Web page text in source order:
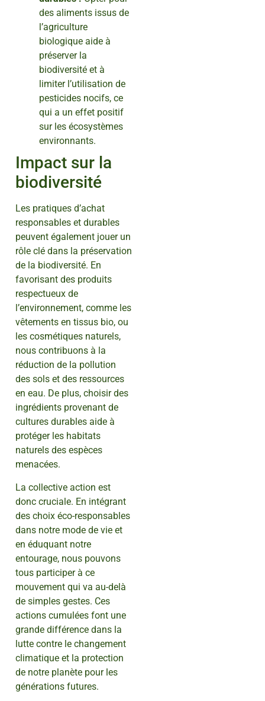
des aliments issus de
l’agriculture
biologique aide à
préserver la
biodiversité et à
limiter l’utilisation de
pesticides nocifs, ce
qui a un effet positif
sur les écosystèmes
environnants.
Impact sur la
biodiversité
Les pratiques d’achat
responsables et durables
peuvent également jouer un
rôle clé dans la préservation
de la biodiversité. En
favorisant des produits
respectueux de
l’environnement, comme les
vêtements en tissus bio, ou
les cosmétiques naturels,
nous contribuons à la
réduction de la pollution
des sols et des ressources
en eau. De plus, choisir des
ingrédients provenant de
cultures durables aide à
protéger les habitats
naturels des espèces
menacées.
La collective action est
donc cruciale. En intégrant
des choix éco-responsables
dans notre mode de vie et
en éduquant notre
entourage, nous pouvons
tous participer à ce
mouvement qui va au-delà
de simples gestes. Ces
actions cumulées font une
grande différence dans la
lutte contre le changement
climatique et la protection
de notre planète pour les
générations futures.